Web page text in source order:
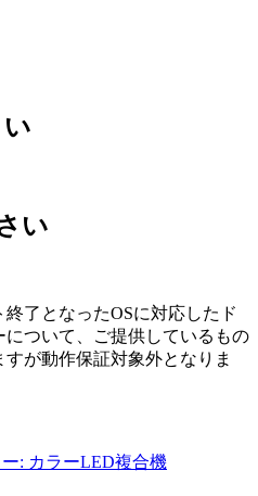
い
了となったOSに対応したド
ついて、ご提供しているもの
が動作保証対象外となりま
: カラーLED複合機